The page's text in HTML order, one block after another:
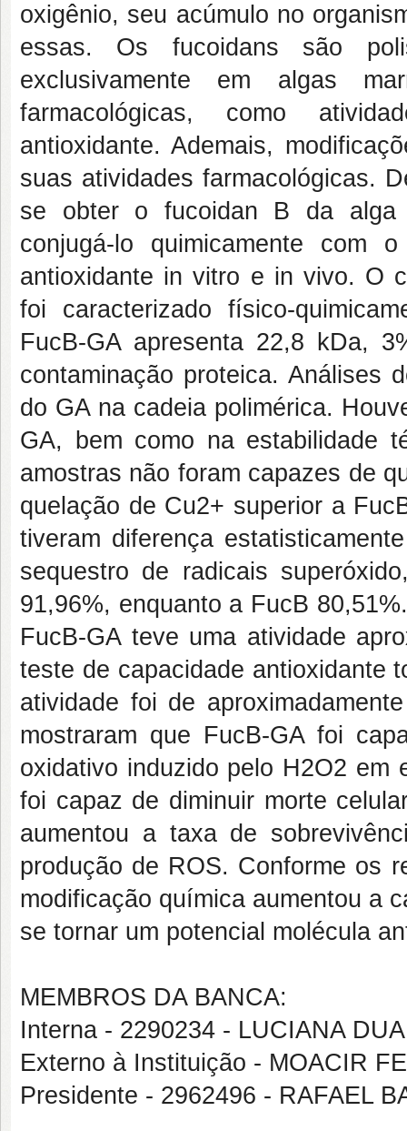
oxigênio, seu acúmulo no
essas. Os fucoidans são
exclusivamente em algas
farmacológicas, como
antioxidante. Ademais,
suas atividades farmacológicas.
se obter o fucoidan B da alga
conjugá-lo quimicamente com
antioxidante in vitro e in vivo. O
foi caracterizado físico-
FucB-GA apresenta 22,8 kDa,
contaminação proteica. Análises
do GA na cadeia polimérica.
GA, bem como na estabilidade
amostras não foram capazes de
quelação de Cu2+ superior a
tiveram diferença
sequestro de radicais
91,96%, enquanto a FucB
FucB-GA teve uma atividade
teste de capacidade antioxidante
atividade foi de
mostraram que FucB-GA foi
oxidativo induzido pelo H2O2 em
foi capaz de diminuir morte
aumentou a taxa de
produção de ROS. Conforme os
modificação química aumentou a
se tornar um potencial molécula
MEMBROS DA BANCA:
Interna - 2290234 - LUCIANA
Externo à Instituição - MOACIR
Presidente - 2962496 - RAFAEL